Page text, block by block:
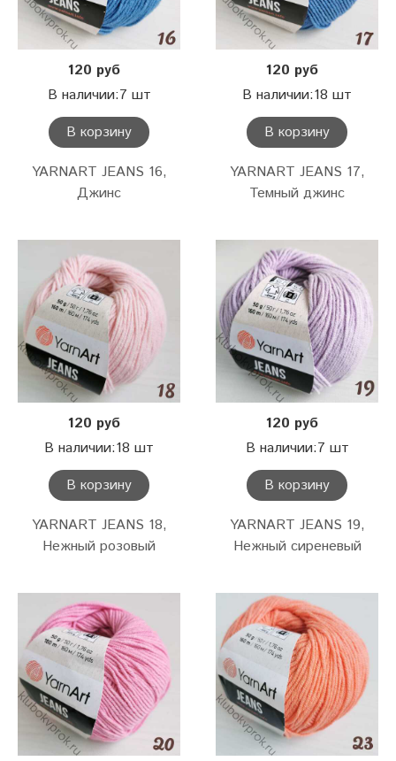
120 руб
В наличии:7 шт
В корзину
YARNART JEANS 16,
Джинс
120 руб
В наличии:18 шт
В корзину
YARNART JEANS 17,
Темный джинс
120 руб
В наличии:18 шт
В корзину
YARNART JEANS 18,
Нежный розовый
120 руб
В наличии:7 шт
В корзину
YARNART JEANS 19,
Нежный сиреневый